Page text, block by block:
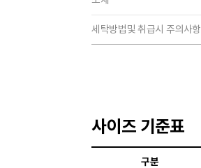
세탁방법및 취급시 주의사항
사이즈 기준표
구분